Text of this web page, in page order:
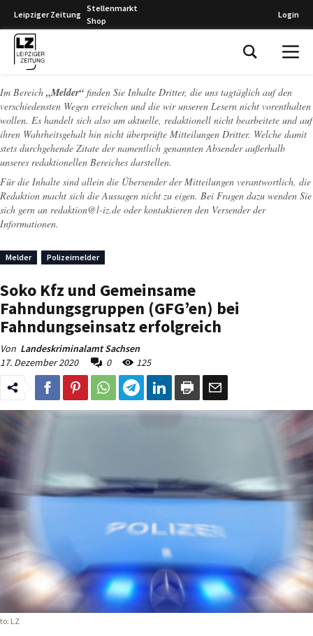
Leipziger Zeitung
Stellenmarkt
Shop
Login
Im Bereich „Melder“ finden Sie Inhalte Dritter, die uns tagtäglich auf den
verschiedensten Wegen erreichen und die wir unseren Lesern nicht vorenthalten
wollen. Es handelt sich also um aktuelle, redaktionell nicht bearbeitete und auf
ihren Wahrheitsgehalt hin nicht überprüfte Mitteilungen Dritter. Welche damit
stets durchgehende Zitate der namentlich genannten Absender außerhalb
unseres redaktionellen Bereiches darstellen.
Für die Inhalte sind allein die Übersender der Mitteilungen verantwortlich, die
Redaktion macht sich die Aussagen nicht zu eigen. Bei Fragen dazu wenden Sie
sich gern an redaktion@l-iz.de oder kontaktieren den Versender der
Informationen.
Melder Polizeimelder
Soko Kfz und Gemeinsame
Fahndungsgruppen (GFG’en) bei
Fahndungseinsatz erfolgreich
Von Landeskriminalamt Sachsen
17. Dezember 2020
0 125
LZ